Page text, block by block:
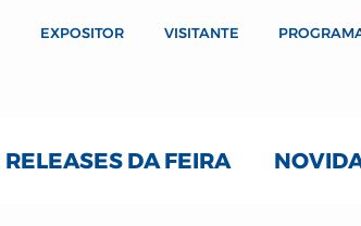
EXPOSITOR VISITANTE
RELEASES DA FEIRA